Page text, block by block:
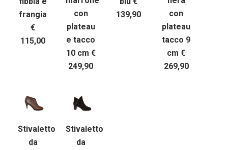
frangia
€
115,00
con
plateau
e tacco
10 cm €
249,90
139,90
con
plateau
tacco 9
cm €
269,90
Stivaletto
da
Stivaletto
da